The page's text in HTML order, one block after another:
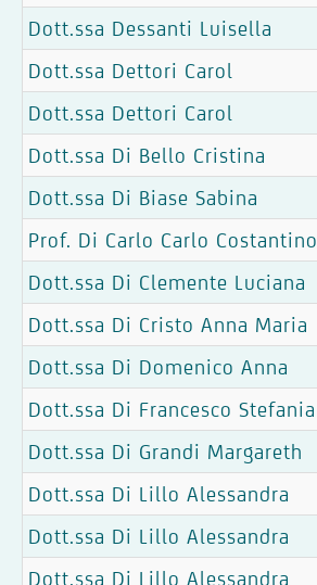
Dott.ssa Dessanti Luisella
Dott.ssa Dettori Carol
Dott.ssa Dettori Carol
Dott.ssa Di Bello Cristina
Dott.ssa Di Biase Sabina
Prof. Di Carlo Carlo Costantino
Dott.ssa Di Clemente Luciana
Dott.ssa Di Cristo Anna Maria
Dott.ssa Di Domenico Anna
Dott.ssa Di Francesco Stefania
Dott.ssa Di Grandi Margareth
Dott.ssa Di Lillo Alessandra
Dott.ssa Di Lillo Alessandra
Dott.ssa Di Lillo Alessandra